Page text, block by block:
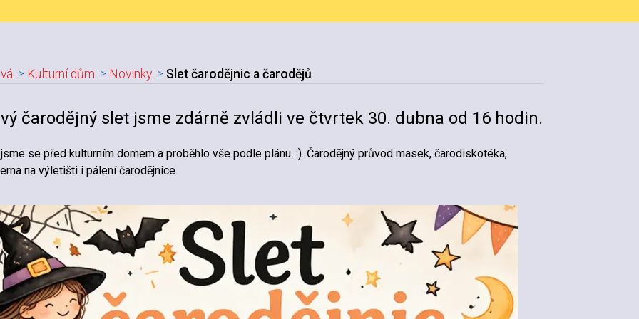
Kulturní dům Novinky Slet čarodějnic a čarodějů
článku
čarodějný slet jsme zdárně zvládli ve čtvrtek 30. dubna od 16 hodin.
se před kulturním domem a proběhlo vše podle plánu. :). Čarodějný průvod masek, čarodiskotéka,
na výletišti i pálení čarodějnice.